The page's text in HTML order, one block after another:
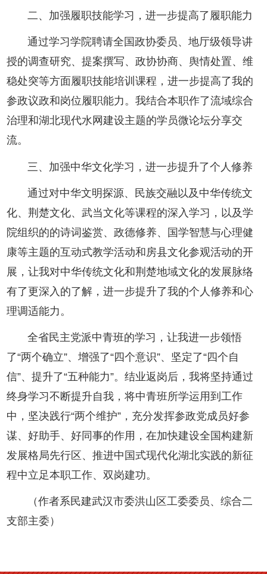
二、加强履职技能学习，进一步提高了履职能力
通过学习学院聘请全国政协委员、地厅级领导讲
授的调查研究、提案撰写、政协协商、舆情处置、维
稳处突等方面履职技能培训课程，进一步提高了我的
参政议政和岗位履职能力。我结合本职作了流域综合
治理和湖北现代水网建设主题的学员微论坛分享交
流。
三、加强中华文化学习，进一步提升了个人修养
通过对中华文明探源、民族交融以及中华传统文
化、荆楚文化、武当文化等课程的深入学习，以及学
院组织的的诗词鉴赏、政德修养、国学智慧与心理健
康等主题的互动式教学活动和房县文化参观活动的开
展，让我对中华传统文化和荆楚地域文化的发展脉络
有了更深入的了解，进一步提升了我的个人修养和心
理调适能力。
全省民主党派中青班的学习，让我进一步领悟
了“两个确立”、增强了“四个意识”、坚定了“四个自
信”、提升了“五种能力”。结业返岗后，我将坚持通过
终身学习不断提升自我，将中青班所学运用到工作
中，坚决践行“两个维护”，充分发挥参政党成员好参
谋、好助手、好同事的作用，在加快建设全国构建新
发展格局先行区、推进中国式现代化湖北实践的新征
程中立足本职工作、双岗建功。
（作者系民建武汉市委洪山区工委委员、综合二
支部主委）